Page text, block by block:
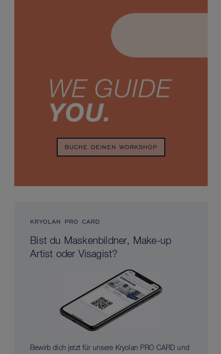
BUCHE DEINEN WORKSHOP
KRYOLAN PRO CARD
Bist du Maskenbildner, Make-up
Artist oder Visagist?
Bewirb dich jetzt für unsere Kryolan PRO CARD und